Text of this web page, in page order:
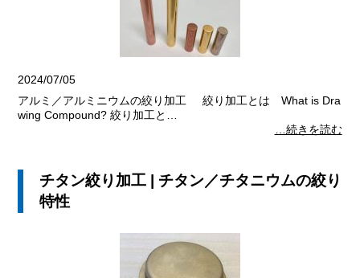
2024/07/05
アルミ／アルミニウムの絞り加工 絞り加工とは What is Dra
wing Compound? 絞り加工と…
…続きを読む
チタン絞り加工 | チタン／チタニウムの絞り
特性